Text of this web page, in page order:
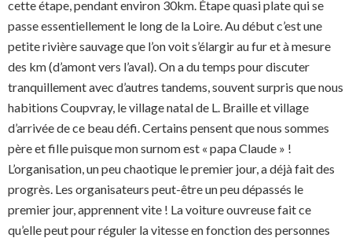
cette étape, pendant environ 30km. Étape quasi plate qui se
passe essentiellement le long de la Loire. Au début c’est une
petite rivière sauvage que l’on voit s’élargir au fur et à mesure
des km (d’amont vers l’aval). On a du temps pour discuter
tranquillement avec d’autres tandems, souvent surpris que nous
habitions Coupvray, le village natal de L. Braille et village
d’arrivée de ce beau défi. Certains pensent que nous sommes
père et fille puisque mon surnom est « papa Claude » !
L’organisation, un peu chaotique le premier jour, a déjà fait des
progrès. Les organisateurs peut-être un peu dépassés le
premier jour, apprennent vite ! La voiture ouvreuse fait ce
qu’elle peut pour réguler la vitesse en fonction des personnes